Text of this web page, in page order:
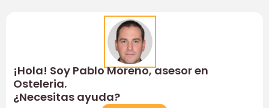
¡Hola! Soy Pablo Moreno, asesor en
Osteleria.
¿Necesitas ayuda?